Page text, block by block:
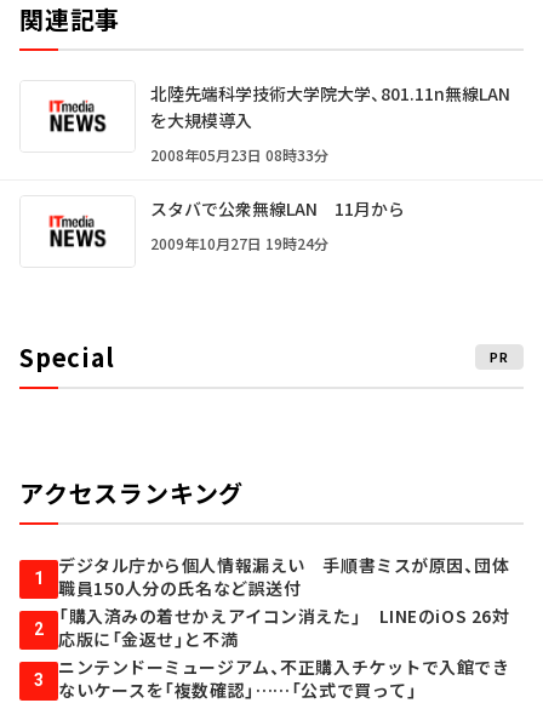
関連記事
北陸先端科学技術大学院大学、801.11n無線LAN
を大規模導入
2008年05月23日 08時33分
スタバで公衆無線LAN 11月から
2009年10月27日 19時24分
Special PR
アクセスランキング
1
デジタル庁から個人情報漏えい 手順書ミスが原因、団体
職員150人分の氏名など誤送付
2
「購入済みの着せかえアイコン消えた」 LINEのiOS 26対
応版に「金返せ」と不満
3
ニンテンドーミュージアム、不正購入チケットで入館でき
ないケースを「複数確認」……「公式で買って」